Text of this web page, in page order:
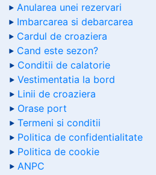
Anularea unei rezervari
Imbarcarea si debarcarea
Cardul de croaziera
Cand este sezon?
Conditii de calatorie
Vestimentatia la bord
Linii de croaziera
Orase port
Termeni si conditii
Politica de confidentialitate
Politica de cookie
ANPC